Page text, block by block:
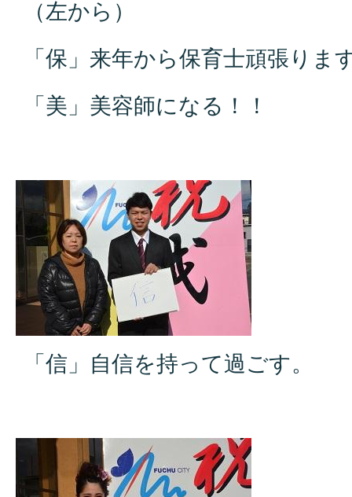
（左から）
「保」来年から保育士頑張りま
「美」美容師になる！！
「信」自信を持って過ごす。